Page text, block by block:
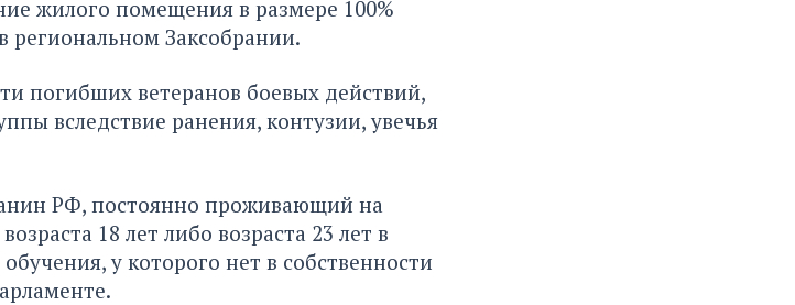
жилого помещения в размере 100%
региональном Заксобрании.
погибших ветеранов боевых действий,
вследствие ранения, контузии, увечья
РФ, постоянно проживающий на
18 лет либо возраста 23 лет в
у которого нет в собственности